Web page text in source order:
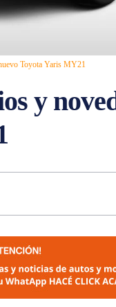
Toyota Yaris MY21
y